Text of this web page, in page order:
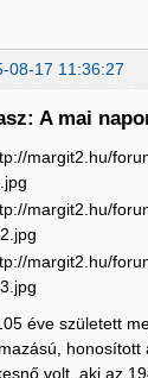
08-17 11:36:27
A mai
éve született
honosított
volt, aki az